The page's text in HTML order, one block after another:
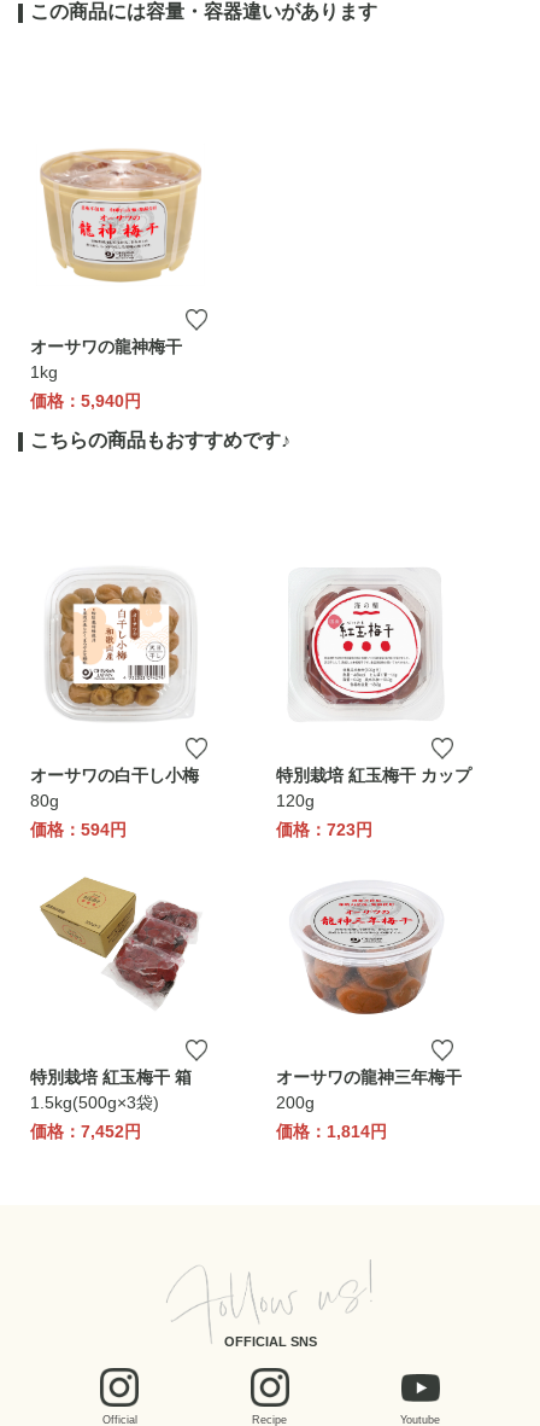
この商品には容量・容器違いがあります
オーサワの龍神梅干
1kg
価格：5,940円
こちらの商品もおすすめです♪
オーサワの白干し小梅
80g
価格：594円
特別栽培 紅玉梅干 カップ
120g
価格：723円
特別栽培 紅玉梅干 箱
1.5kg(500g×3袋)
価格：7,452円
オーサワの龍神三年梅干
200g
価格：1,814円
OFFICIAL SNS
Official Recipe Youtube